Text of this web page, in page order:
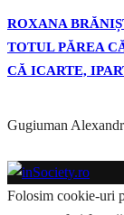
ROXANA
TOTUL PĂREA
CĂ ICARTE,
Gugiuman
Folosim cookie-uri